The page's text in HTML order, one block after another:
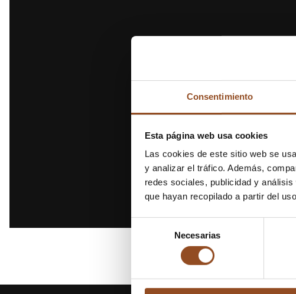
Consentimiento
Esta página web usa cookies
Las cookies de este sitio web se
y analizar el tráfico. Además,
redes sociales, publicidad y
que hayan recopilado a partir del
consentimiento
Necesarias